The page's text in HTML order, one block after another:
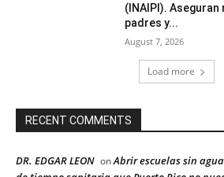
(INAIPI).
padres y...
August 7, 2026
Load more
RECENT COMMENTS
DR. EDGAR LEON onAbrir escuelas sin